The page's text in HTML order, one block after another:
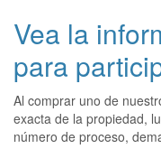
Vea la
para
Al comprar uno de
exacta de la propiedad,
número de proceso,